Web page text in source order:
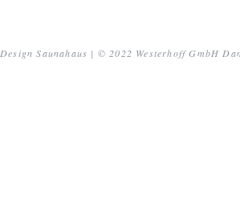
Design Saunahaus | © 2022 Westerhoff GmbH